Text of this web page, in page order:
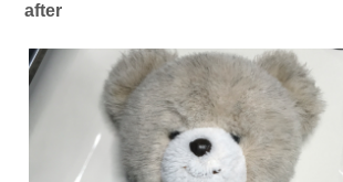
after